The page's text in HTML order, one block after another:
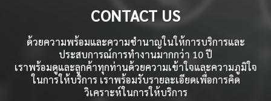
CONTACT US
ด้วยความพร้อมและความชำนาญในให้การบริการและ
ประสบการณ์การทำงานมากกว่า 10 ปี
เราพร้อมดูและลูกค้าทุกท่านด้วยความเข้าใจและความภูมิใจ
ในการให้บริการ เราพร้อมรับรายละเอียดเพื่อการคิด
วิเคราะห์ในการให้บริการ